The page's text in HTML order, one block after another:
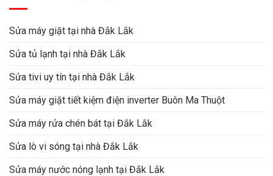
Sửa máy giặt tại nhà Đắk Lắk
Sửa tủ lạnh tại nhà Đắk Lắk
Sửa tivi uy tín tại nhà Đắk Lắk
Sửa máy giặt tiết kiệm điện inverter Buôn Ma Thuột
Sửa máy rửa chén bát tại Đắk Lắk
Sửa lò vi sóng tại nhà Đắk Lắk
Sửa máy nước nóng lạnh tại Đắk Lắk